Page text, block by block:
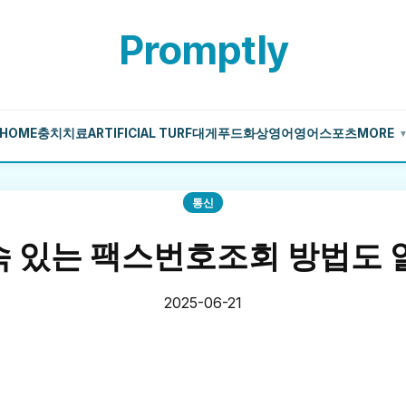
Promptly
충치치료ARTIFICIAL TURF대게 푸드화상영어 영어 스포츠MORE ▼
통신
있는 팩스번호조회 방법도
2025-06-21